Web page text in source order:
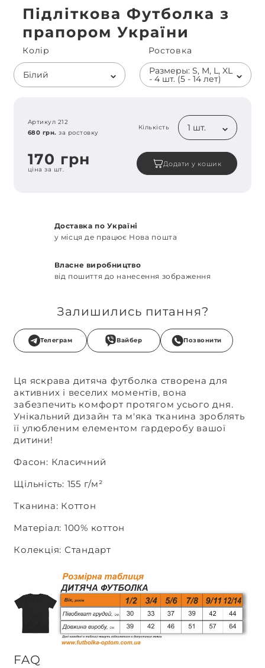
Підліткова Футболка з
прапором України
Колiр
Білий
Ростовка
Размеры: S, M, L, XL
- 4 шт. (5 - 14 лет)
Артикул 212
680 грн. за ростовку
Кількість 1 шт.
170 грн
ціна за шт.
Додати у кошик
Доставка по Україні
у місця де працює Нова пошта
Власне виробництво
від пошиття до нанесення зображення
Залишились питання?
Телеграм Вайбер Позвонити
Ця яскрава дитяча футболка створена для
активних і веселих моментів, вона
забезпечить комфорт протягом усього дня.
Унікальний дизайн та м'яка тканина зроблять
її улюбленим елементом гардеробу вашої
дитини!
Фасон: Класичний
Щільність: 155 г/м²
Тканина: Коттон
Матеріал: 100% коттон
Колекція: Стандарт
FAQ